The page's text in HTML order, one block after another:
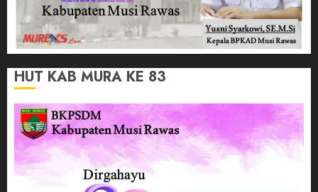
HUT KAB MURA KE 83